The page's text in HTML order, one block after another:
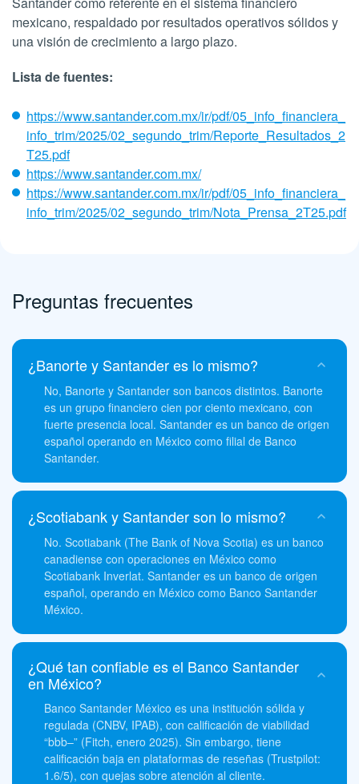
mexicano, respaldado por resultados operativos sólidos y
una visión de crecimiento a largo plazo.
Lista de fuentes:
https://www.santander.com.mx/ir/pdf/05_info_financiera_
info_trim/2025/02_segundo_trim/Reporte_Resultados_2
T25.pdf
https://www.santander.com.mx/
https://www.santander.com.mx/ir/pdf/05_info_financiera_
info_trim/2025/02_segundo_trim/Nota_Prensa_2T25.pdf
Preguntas frecuentes
¿Banorte y Santander es lo mismo?
No, Banorte y Santander son bancos distintos. Banorte
es un grupo financiero cien por ciento mexicano, con
fuerte presencia local. Santander es un banco de origen
español operando en México como filial de Banco
Santander.
¿Scotiabank y Santander son lo mismo?
No. Scotiabank (The Bank of Nova Scotia) es un banco
canadiense con operaciones en México como
Scotiabank Inverlat. Santander es un banco de origen
español, operando en México como Banco Santander
México.
¿Qué tan confiable es el Banco Santander
en México?
Banco Santander México es una institución sólida y
regulada (CNBV, IPAB), con calificación de viabilidad
“bbb–” (Fitch, enero 2025). Sin embargo, tiene
calificación baja en plataformas de reseñas (Trustpilot:
1.6/5), con quejas sobre atención al cliente.